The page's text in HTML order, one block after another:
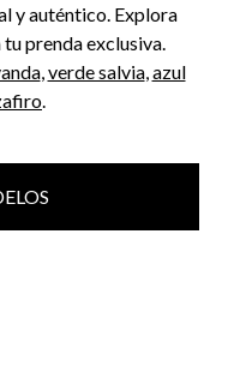
y auténtico. Explora
prenda exclusiva.
,verde salvia,azul
.